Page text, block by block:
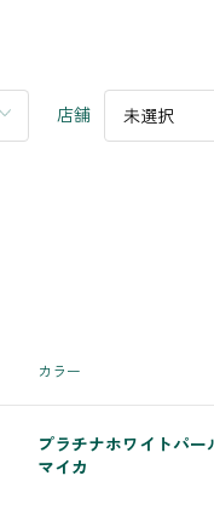
店舗 未選択
カラー
プラチナホワイトパー
マイカ